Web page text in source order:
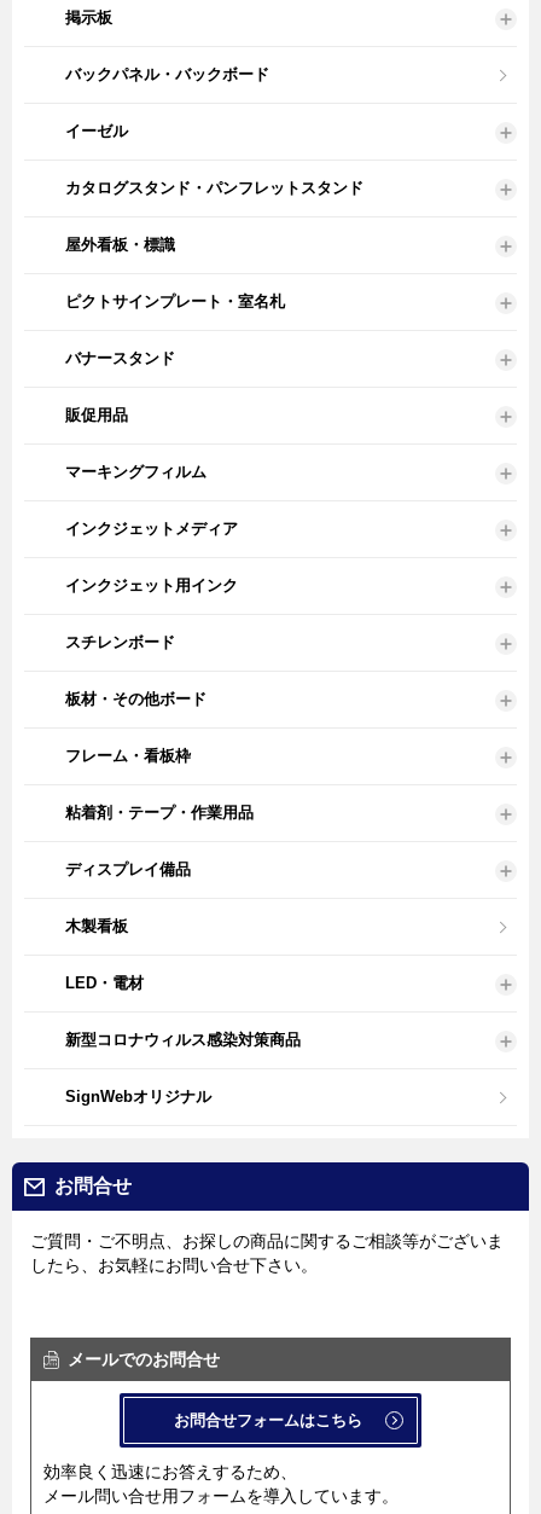
掲示板
バックパネル・バックボード
イーゼル
カタログスタンド・パンフレットスタンド
屋外看板・標識
ピクトサインプレート・室名札
バナースタンド
販促用品
マーキングフィルム
インクジェットメディア
インクジェット用インク
スチレンボード
板材・その他ボード
フレーム・看板枠
粘着剤・テープ・作業用品
ディスプレイ備品
木製看板
LED・電材
新型コロナウィルス感染対策商品
SignWebオリジナル
お問合せ
ご質問・ご不明点、お探しの商品に関するご相談等がございま
したら、お気軽にお問い合せ下さい。
メールでのお問合せ
お問合せフォームはこちら
効率良く迅速にお答えするため、
メール問い合せ用フォームを導入しています。